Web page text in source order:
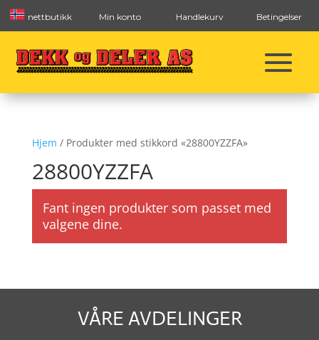
nettbutikk Min konto Handlekurv Betingelser
Hjem / Produkter med stikkord «28800YZZFA»
28800YZZFA
Fant ingen produkter som passet med
valgene dine.
VÅRE AVDELINGER